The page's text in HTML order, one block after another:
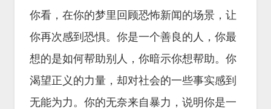
你看，在你的梦里回顾恐怖新闻的场景，让
你再次感到恐惧。你是一个善良的人，你最
想的是如何帮助别人，你暗示你想帮助。你
渴望正义的力量，却对社会的一些事实感到
无能为力。你的无奈来自暴力，说明你是一